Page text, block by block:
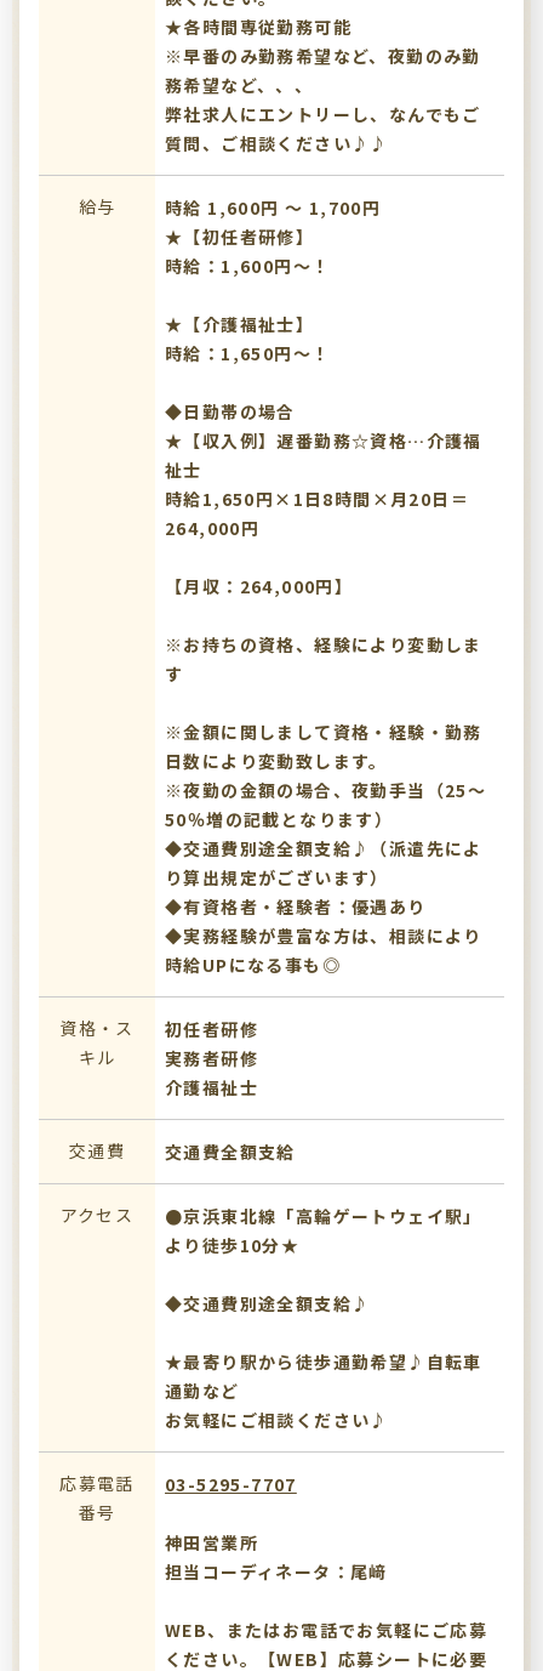
★各時間専従勤務可能
※早番のみ勤務希望など、夜勤のみ勤
務希望など、、、
弊社求人にエントリーし、なんでもご
質問、ご相談ください♪♪
給与
時給 1,600円 〜 1,700円
★【初任者研修】
時給：1,600円～！
★【介護福祉士】
時給：1,650円～！
◆日勤帯の場合
★【収入例】遅番勤務☆資格…介護福
祉士
時給1,650円×1日8時間×月20日＝
264,000円
【月収：264,000円】
※お持ちの資格、経験により変動しま
す
※金額に関しまして資格・経験・勤務
日数により変動致します。
※夜勤の金額の場合、夜勤手当（25～
50％増の記載となります）
◆交通費別途全額支給♪（派遣先によ
り算出規定がございます）
◆有資格者・経験者：優遇あり
◆実務経験が豊富な方は、相談により
時給UPになる事も◎
資格・ス
キル
初任者研修
実務者研修
介護福祉士
交通費 交通費全額支給
アクセス
●京浜東北線「高輪ゲートウェイ駅」
より徒歩10分★
◆交通費別途全額支給♪
★最寄り駅から徒歩通勤希望♪自転車
通勤など
お気軽にご相談ください♪
応募電話
番号
03-5295-7707
神田営業所
担当コーディネータ：尾﨑
WEB、またはお電話でお気軽にご応募
ください。【WEB】応募シートに必要